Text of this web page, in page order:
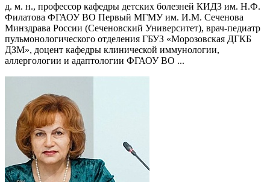
д. м. н., профессор кафедры детских болезней КИДЗ им. Н.Ф.
Филатова ФГАОУ ВО Первый МГМУ им. И.М. Сеченова
Минздрава России (Сеченовский Университет), врач-педиатр
пульмонологического отделения ГБУЗ «Морозовская ДГКБ
ДЗМ», доцент кафедры клинической иммунологии,
аллергологии и адаптологии ФГАОУ ВО ...